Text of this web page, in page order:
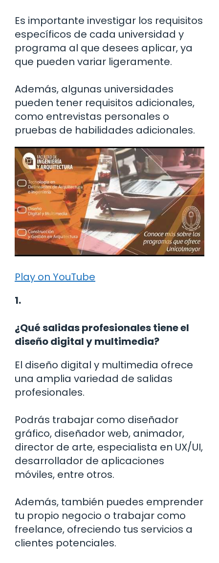
Es importante investigar los requisitos
específicos de cada universidad y
programa al que desees aplicar, ya
que pueden variar ligeramente.
Además, algunas universidades
pueden tener requisitos adicionales,
como entrevistas personales o
pruebas de habilidades adicionales.
Play on YouTube
1.
¿Qué salidas profesionales tiene el
diseño digital y multimedia?
El diseño digital y multimedia ofrece
una amplia variedad de salidas
profesionales.
Podrás trabajar como diseñador
gráfico, diseñador web, animador,
director de arte, especialista en UX/UI,
desarrollador de aplicaciones
móviles, entre otros.
Además, también puedes emprender
tu propio negocio o trabajar como
freelance, ofreciendo tus servicios a
clientes potenciales.